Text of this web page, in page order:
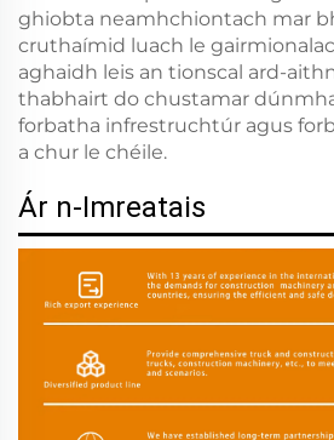
ghiobta neamhchiontach mar
cruthaímid luach le
aghaidh leis an tionscal ard-
thabhairt do chustamar
forbatha infrestruchtúr agus
a chur le chéile.
Ár n-Imreatais